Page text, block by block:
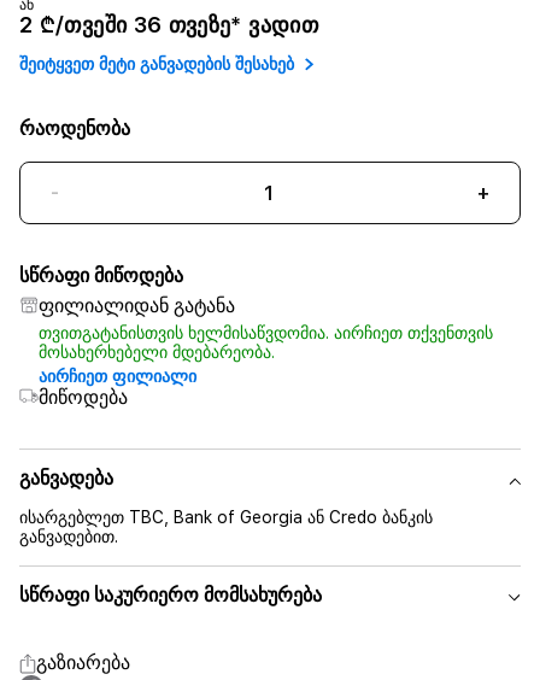
ან
2 ₾/თვეში 36 თვეზე* ვადით
შეიტყვეთ მეტი განვადების შესახებ
რაოდენობა
- +
სწრაფი მიწოდება
ფილიალიდან გატანა
თვითგატანისთვის ხელმისაწვდომია. აირჩიეთ თქვენთვის
მოსახერხებელი მდებარეობა.
აირჩიეთ ფილიალი
მიწოდება
განვადება
ისარგებლეთ TBC, Bank of Georgia ან Credo ბანკის
განვადებით.
სწრაფი საკურიერო მომსახურება
გაზიარება